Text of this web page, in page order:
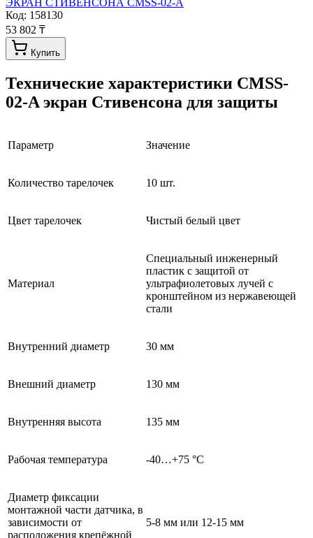
Код: 158130
53 802 ₸
Купить
Технические характеристики CMSS-
02-A экран Стивенсона для защиты
Параметр Значение
Количество тарелочек 10 шт.
Цвет тарелочек Чистый белый цвет
Материал
Специальный инженерный
пластик с защитой от
ультрафиолетовых лучей с
кронштейном из нержавеющей
стали
Внутренний диаметр 30 мм
Внешний диаметр 130 мм
Внутренняя высота 135 мм
Рабочая температура -40…+75 °С
Диаметр фиксации
монтажной части датчика, в
зависимости от
расположения крепёжной
5-8 мм или 12-15 мм